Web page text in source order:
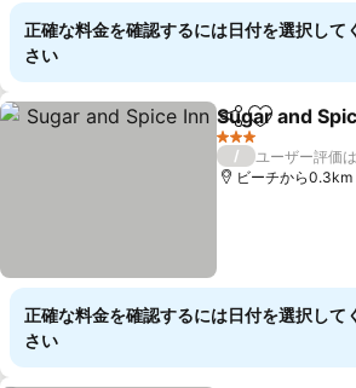
正確な料金を確認するには日付を選択して
さい
シェアお気に入り
Sugar and
3 ホテルのランク
/
ユーザー評価
ビーチから0.3km
正確な料金を確認するには日付を選択して
さい